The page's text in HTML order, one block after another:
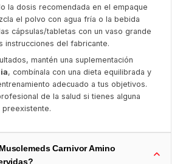
la dosis recomendada en el empaque
el polvo con agua fría o la bebida
cápsulas/tabletas con un vaso grande
instrucciones del fabricante.
mantén una suplementación
, combínala con una dieta equilibrada y
adecuado a tus objetivos.
de la salud si tienes alguna
preexistente.
Carnivor Amino